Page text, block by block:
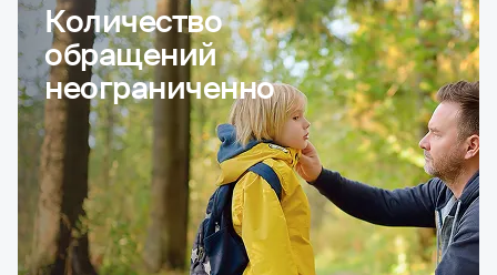
Количество
обращений
неограниченно